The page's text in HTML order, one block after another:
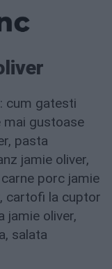
cum gatesti
mai gustoase
pasta
jamie oliver,
porc jamie
cartofi la cuptor
jamie oliver,
salata